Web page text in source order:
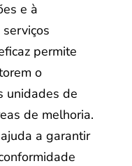
e à
permite
o
unidades de
de melhoria.
a garantir